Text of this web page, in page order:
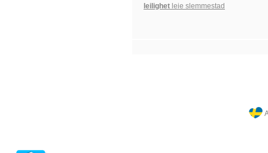
leilighet leie slemmestad